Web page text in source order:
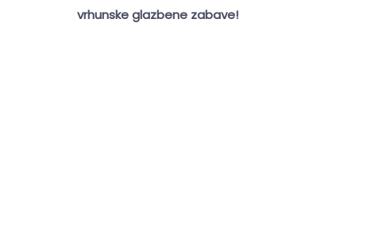
vrhunske glazbene zabave!